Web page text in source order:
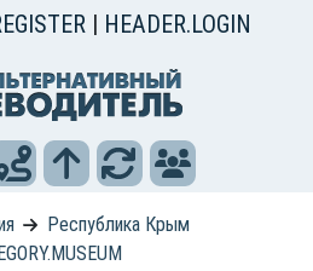
| HEADER.LOGIN
Республика Крым